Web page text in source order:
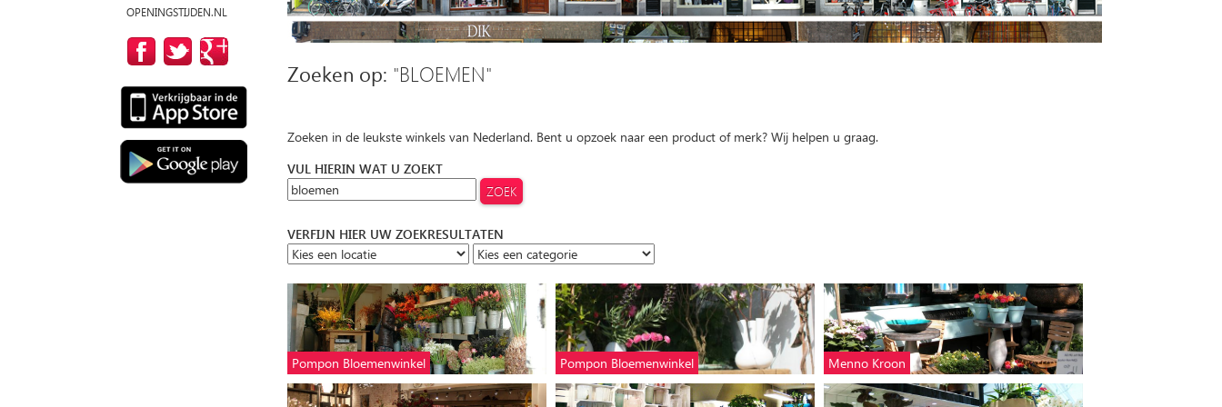
OPENINGSTIJDEN.NL
Zoeken op: "BLOEMEN"
Zoeken in de leukste winkels van Nederland. Bent u opzoek naar een product of merk? Wij helpen u graag.
VUL HIERIN WAT U ZOEKT
VERFIJN HIER UW ZOEKRESULTATEN
Pompon Bloemenwinkel Pompon Bloemenwinkel Menno Kroon